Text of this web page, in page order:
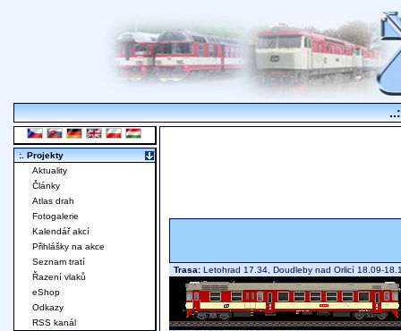
Trasa: Letohrad 17.34, Doudleby nad Orlicí 18.09-
:. Projekty
Aktuality
Články
Atlas drah
Fotogalerie
Kalendář akcí
Přihlášky na akce
Seznam tratí
Řazení vlaků
eShop
Odkazy
RSS kanál